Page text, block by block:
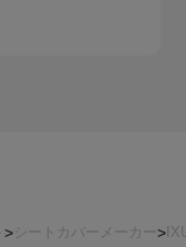
シートカバーメーカー